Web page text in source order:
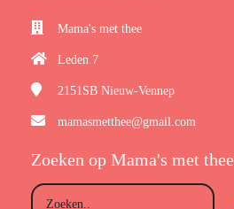
Mama's met thee
Leden 7
2151SB Nieuw-Vennep
mamasmetthee@gmail.com
Zoeken op Mama's met thee